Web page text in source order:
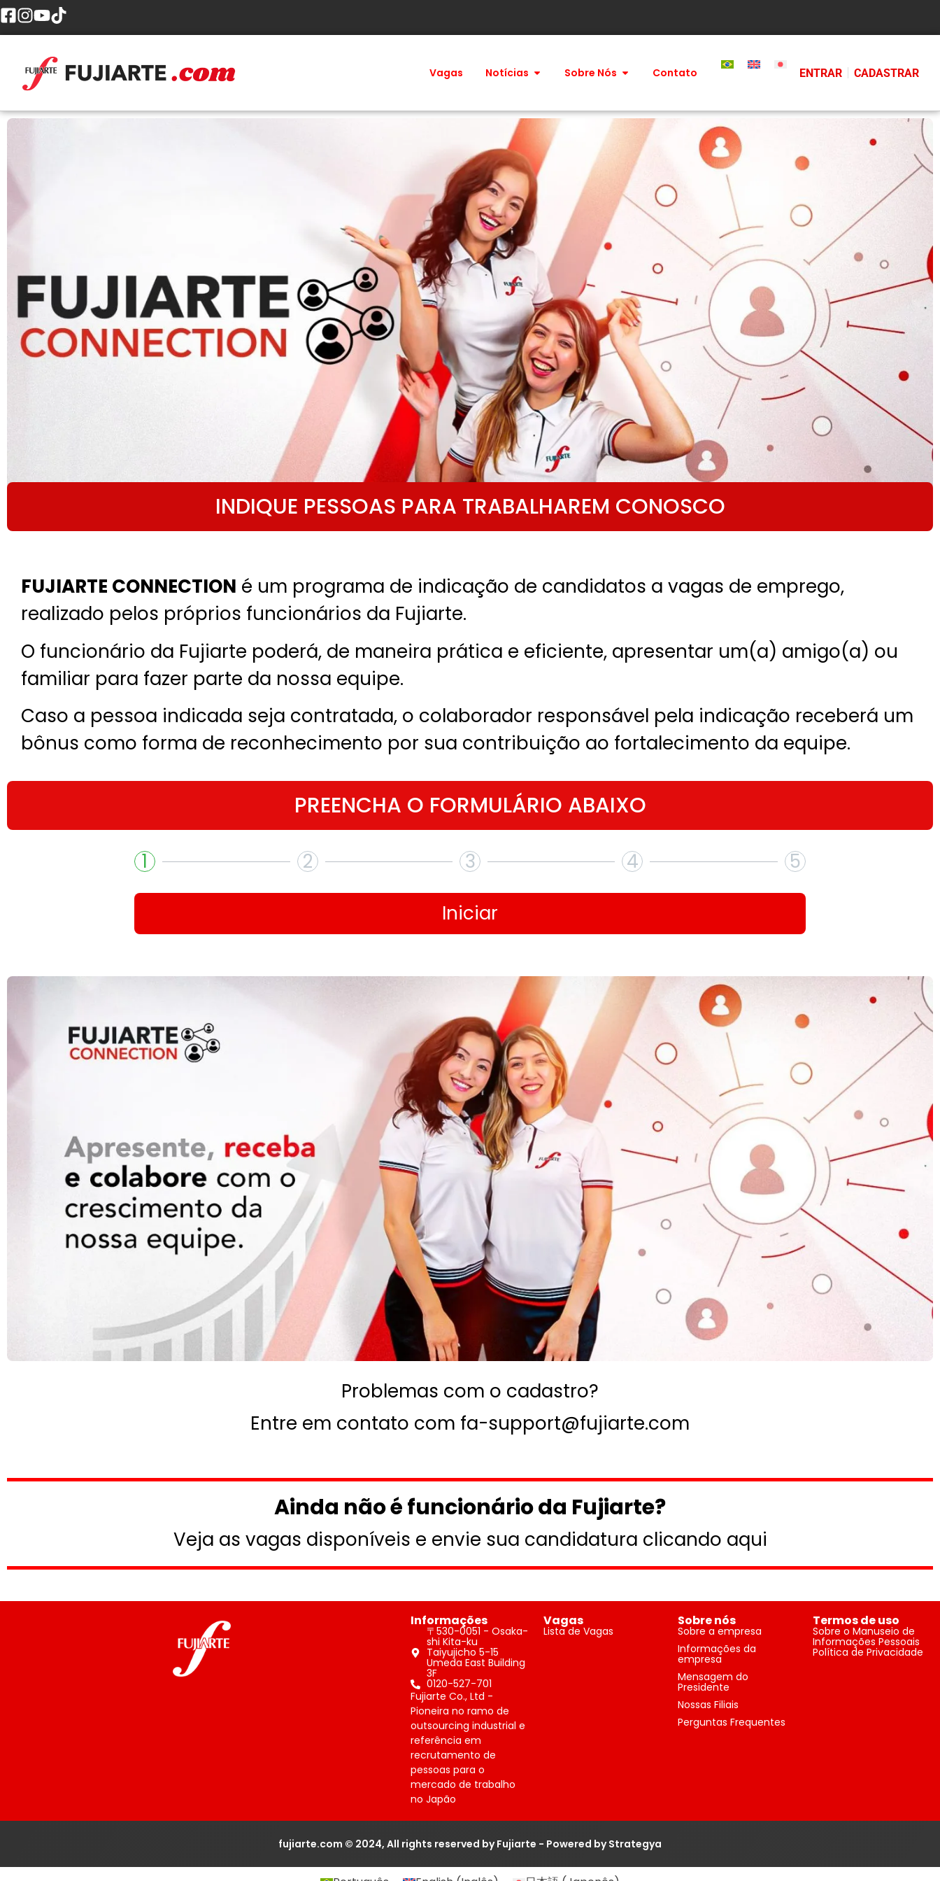
ENTRAR CADASTRAR
Vagas Notícias Sobre Nós Contato
INDIQUE PESSOAS PARA TRABALHAREM CONOSCO
FUJIARTE CONNECTION é um programa de indicação de candidatos a vagas de emprego,
realizado pelos próprios funcionários da Fujiarte.
O funcionário da Fujiarte poderá, de maneira prática e eficiente, apresentar um(a) amigo(a) ou
familiar para fazer parte da nossa equipe.
Caso a pessoa indicada seja contratada, o colaborador responsável pela indicação receberá um
bônus como forma de reconhecimento por sua contribuição ao fortalecimento da equipe.
PREENCHA O FORMULÁRIO ABAIXO
1 2 3 4 5
Iniciar
Problemas com o cadastro?
Entre em contato com fa-support@fujiarte.com
Ainda não é funcionário da Fujiarte?
Veja as vagas disponíveis e envie sua candidatura clicando aqui
Informações
〒530-0051 - Osaka-
shi Kita-ku
Taiyujicho 5-15
Umeda East Building
3F
0120-527-701
Fujiarte Co., Ltd -
Pioneira no ramo de
outsourcing industrial e
referência em
recrutamento de
pessoas para o
mercado de trabalho
no Japão
Vagas
Lista de Vagas
Sobre nós
Sobre a empresa
Informações da
empresa
Mensagem do
Presidente
Nossas Filiais
Perguntas Frequentes
Termos de uso
Sobre o Manuseio de
Informações Pessoais
Política de Privacidade
fujiarte.com © 2024, All rights reserved by Fujiarte - Powered by Strategya